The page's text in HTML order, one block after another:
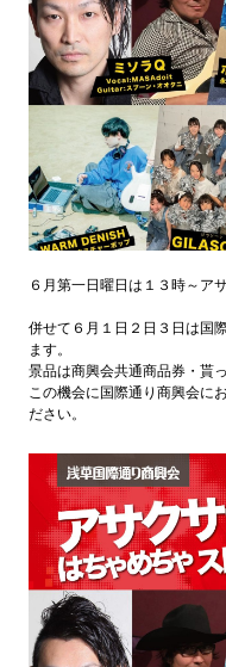
６月第一日曜日は１３時～ア
併せて６月１日２日３日は国
ます。
景品は商興会共通商品券・貰
この機会に国際通り商興会に
ださい。